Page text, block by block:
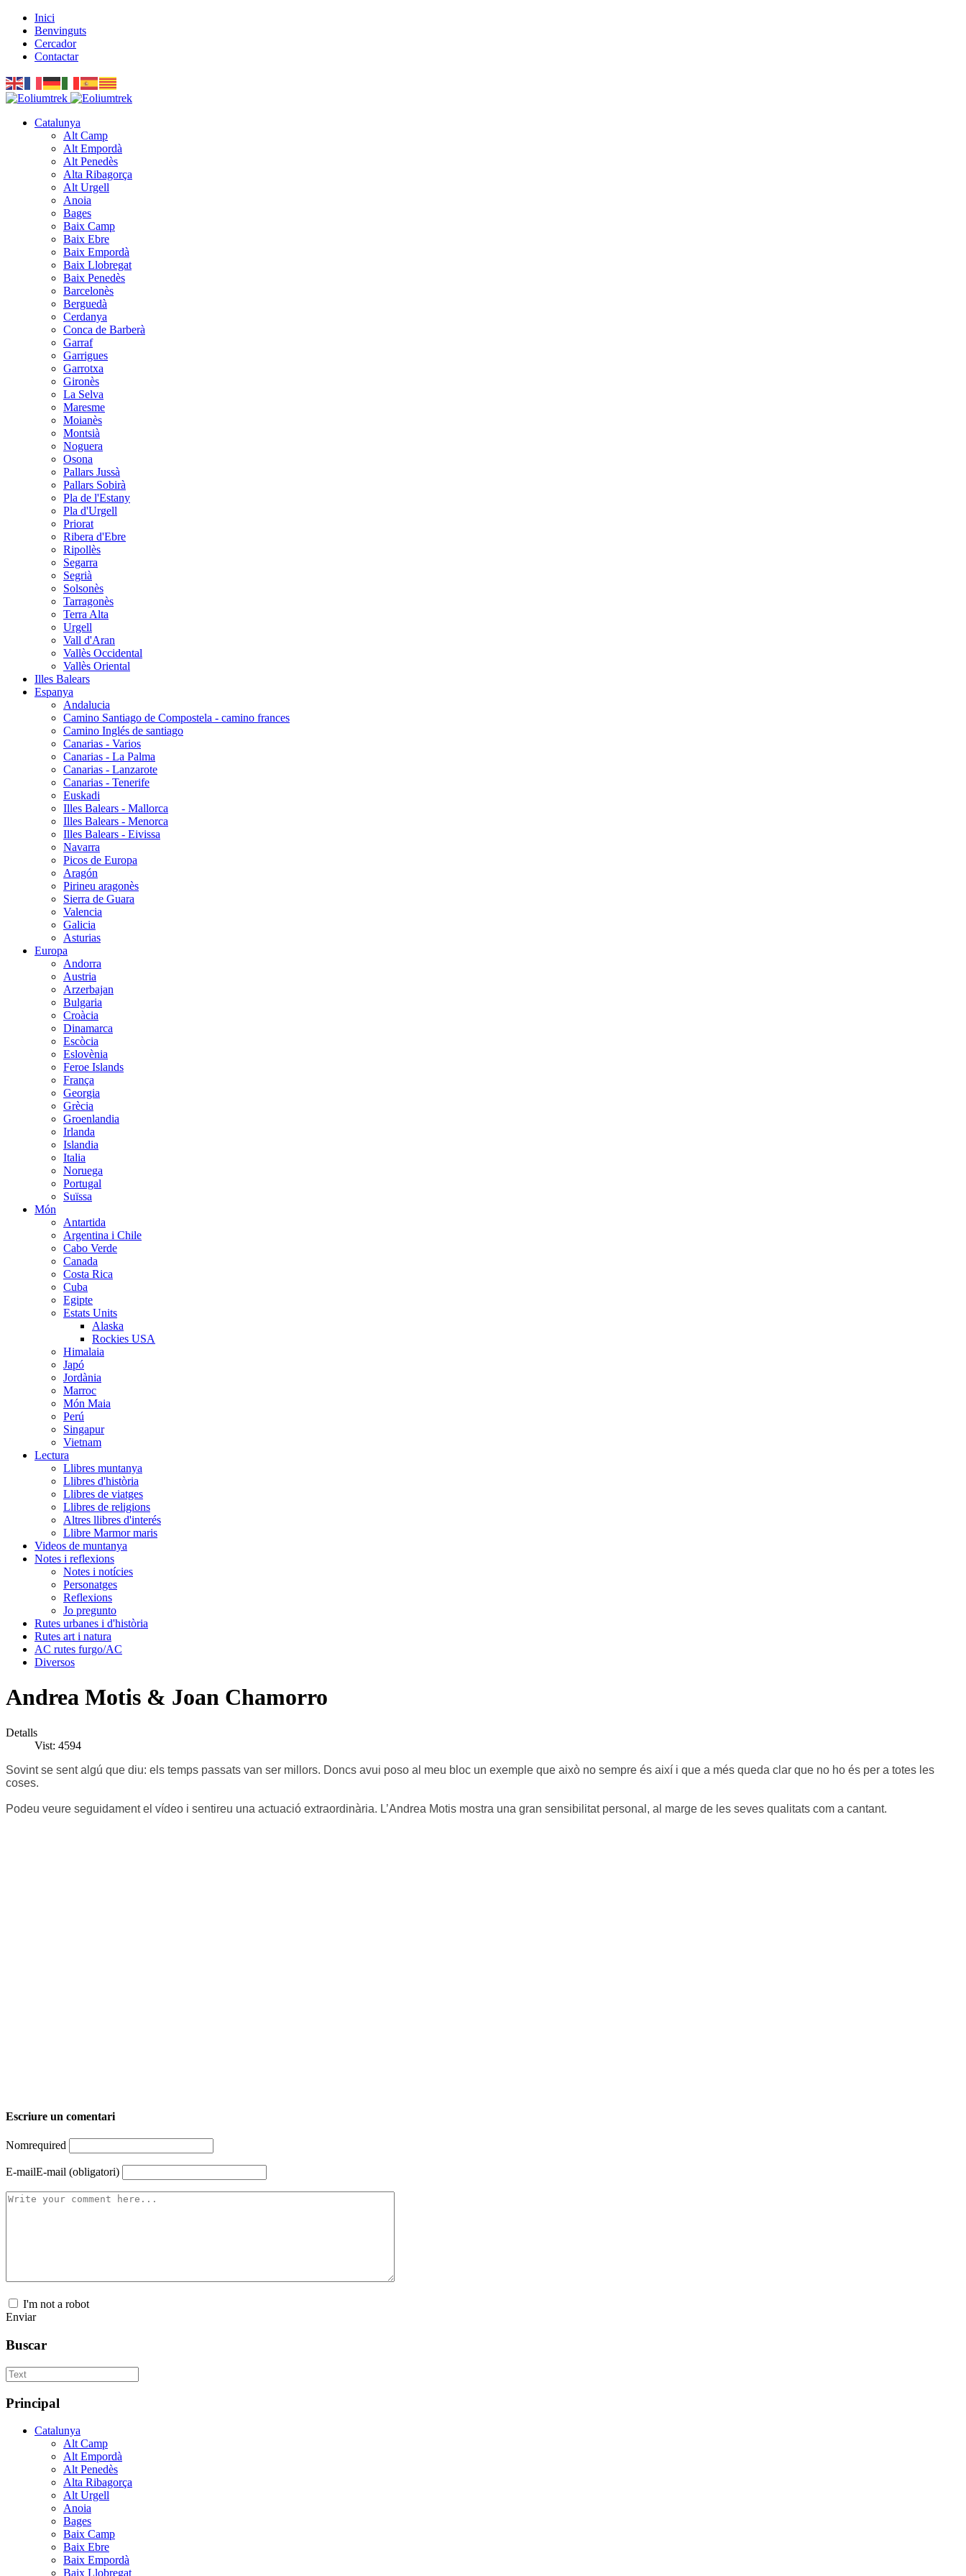
Inici
Benvinguts
Cercador
Contactar
Catalunya
Alt Camp
Alt Empordà
Alt Penedès
Alta Ribagorça
Alt Urgell
Anoia
Bages
Baix Camp
Baix Ebre
Baix Empordà
Baix Llobregat
Baix Penedès
Barcelonès
Berguedà
Cerdanya
Conca de Barberà
Garraf
Garrigues
Garrotxa
Gironès
La Selva
Maresme
Moianès
Montsià
Noguera
Osona
Pallars Jussà
Pallars Sobirà
Pla de l'Estany
Pla d'Urgell
Priorat
Ribera d'Ebre
Ripollès
Segarra
Segrià
Solsonès
Tarragonès
Terra Alta
Urgell
Vall d'Aran
Vallès Occidental
Vallès Oriental
Illes Balears
Espanya
Andalucia
Camino Santiago de Compostela - camino frances
Camino Inglés de santiago
Canarias - Varios
Canarias - La Palma
Canarias - Lanzarote
Canarias - Tenerife
Euskadi
Illes Balears - Mallorca
Illes Balears - Menorca
Illes Balears - Eivissa
Navarra
Picos de Europa
Aragón
Pirineu aragonès
Sierra de Guara
Valencia
Galicia
Asturias
Europa
Andorra
Austria
Arzerbajan
Bulgaria
Croàcia
Dinamarca
Escòcia
Eslovènia
Feroe Islands
França
Georgia
Grècia
Groenlandia
Irlanda
Islandia
Italia
Noruega
Portugal
Suïssa
Món
Antartida
Argentina i Chile
Cabo Verde
Canada
Costa Rica
Cuba
Egipte
Estats Units
Alaska
Rockies USA
Himalaia
Japó
Jordània
Marroc
Món Maia
Perú
Singapur
Vietnam
Lectura
Llibres muntanya
Llibres d'història
Llibres de viatges
Llibres de religions
Altres llibres d'interés
Llibre Marmor maris
Videos de muntanya
Notes i reflexions
Notes i notícies
Personatges
Reflexions
Jo pregunto
Rutes urbanes i d'història
Rutes art i natura
AC rutes furgo/AC
Diversos
Andrea Motis & Joan Chamorro
Detalls
Vist: 4594
Sovint se sent algú que diu: els temps passats van ser millors. Doncs avui poso al meu bloc un exemple que això no sempre és així i que a més queda clar que no ho és per a totes les
coses.
Podeu veure seguidament el vídeo i sentireu una actuació extraordinària. L’Andrea Motis mostra una gran sensibilitat personal, al marge de les seves qualitats com a cantant.
Escriure un comentari
Nomrequired
E-mailE-mail (obligatori)
I'm not a robot
Enviar
Buscar
Principal
Catalunya
Alt Camp
Alt Empordà
Alt Penedès
Alta Ribagorça
Alt Urgell
Anoia
Bages
Baix Camp
Baix Ebre
Baix Empordà
Baix Llobregat